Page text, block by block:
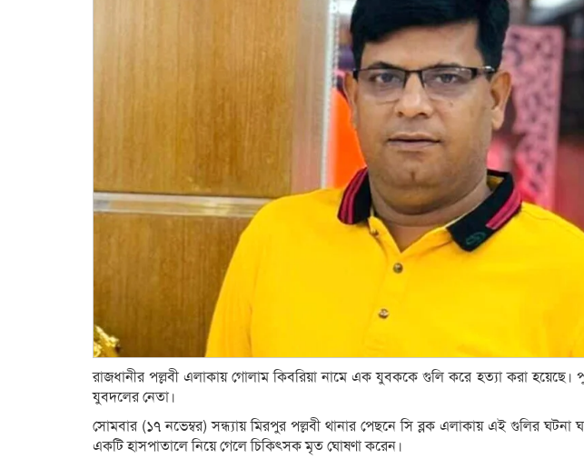
রাজধানীর পল্লবী এলাকায় গোলাম কিবরিয়া নামে এক যুবককে গুলি করে হত্যা করা হয়েছে।
যুবদলের নেতা।
সোমবার (১৭ নভেম্বর) সন্ধ্যায় মিরপুর পল্লবী থানার পেছনে সি ব্লক এলাকায় এই গুলির
একটি হাসপাতালে নিয়ে গেলে চিকিৎসক মৃত ঘোষণা করেন।